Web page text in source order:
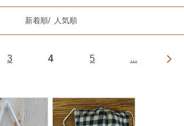
新着順/ 人気順
3 4 5 ...